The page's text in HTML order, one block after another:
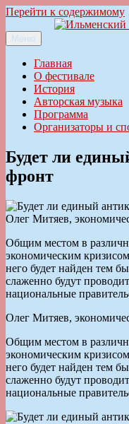
Перейти к содержимому
Ильменский фестиваль
Меню
Главная
О фестивале
История
Авторская музыка
Программа
Организаторы и
Будет ли
фронт
Олег Митяев,
Общим местом в
экономическим
него будет найден тем
слаженно будут
национальные
Олег Митяев,
Общим местом в
экономическим
него будет найден тем
слаженно будут
национальные